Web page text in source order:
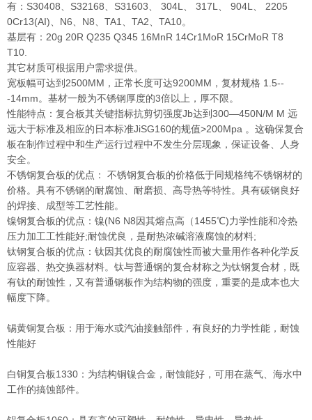
有：S30408、S32168、S31603、 304L、 317L、 904L、 2205
0Cr13(AI)、N6、N8、TA1、TA2、TA10。
基层有：20g 20R Q235 Q345 16MnR 14Cr1MoR 15CrMoR T8
T10.
其它材质可根据用户需求提供。
宽板幅可达到2500MM，正常长度可达9200MM，复材规格 1.5--
-14mm。基材一般为不锈钢厚度的3倍以上，厚不限。
性能特点：复合板其关键指标抗剪切强度Jb达到300—450N/M M 远
远大于标准及相应的日本标准JiSG160的规值>200Mpa 。这确保复合
板在制作过程中和生产运行过程中不发生分层现象，保证设备、人身
安全。
不锈钢复合板的优点： 不锈钢复合板的价格低于同规格纯不锈钢材的
价格。具有不锈钢的耐腐蚀、耐磨损、高导热等特性。具有碳钢良好
的焊接、成型等工艺性能。
镍钢复合板的优点：镍(N6 N8因其熔点高（1455℃)力学性能和冷热
压力加工工性能好;耐蚀优良，是耐热浓碱溶液腐蚀的材料;
钛钢复合板的优点：钛因其优良的耐腐蚀性而被大量用作各种化学反
应容器、热交换器材料。钛与普通钢的复合材称之为钛钢复合材，既
有钛的耐蚀性，又有普通钢板作为结构物的强度，重要的是成本也大
幅度下降。
锡黄铜复合板：用于海水或汽油接触部件，有良好的力学性能，耐蚀
性能好
白铜复合板1330：为结构铜镍合金，耐蚀能好，可用在蒸气、海水中
工作的搞蚀部件。